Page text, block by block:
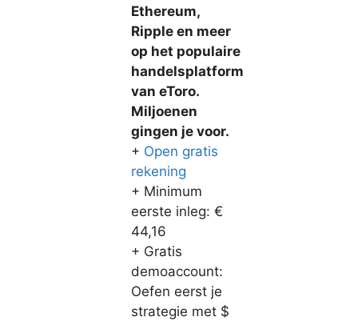
Ethereum,
Ripple en meer
op het populaire
handelsplatform
van eToro.
Miljoenen
gingen je voor.
+ Open gratis
rekening
+ Minimum
eerste inleg: €
44,16
+ Gratis
demoaccount:
Oefen eerst je
strategie met $